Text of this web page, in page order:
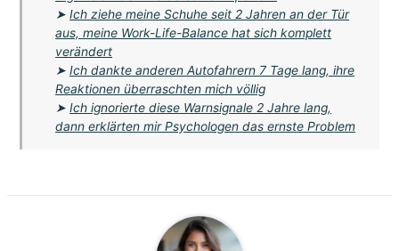
➤Ich ziehe meine Schuhe seit 2 Jahren an der Tür
aus, meine Work-Life-Balance hat sich komplett
verändert
➤Ich dankte anderen Autofahrern 7 Tage lang, ihre
Reaktionen überraschten mich völlig
➤Ich ignorierte diese Warnsignale 2 Jahre lang,
dann erklärten mir Psychologen das ernste Problem